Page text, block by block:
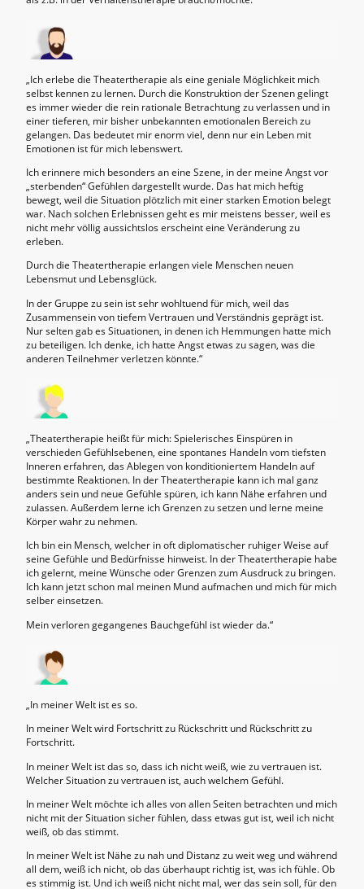
„Ich erlebe die Theatertherapie als eine geniale Möglichkeit mich
selbst kennen zu lernen. Durch die Konstruktion der Szenen gelingt
es immer wieder die rein rationale Betrachtung zu verlassen und in
einer tieferen, mir bisher unbekannten emotionalen Bereich zu
gelangen. Das bedeutet mir enorm viel, denn nur ein Leben mit
Emotionen ist für mich lebenswert.
Ich erinnere mich besonders an eine Szene, in der meine Angst vor
„sterbenden“ Gefühlen dargestellt wurde. Das hat mich heftig
bewegt, weil die Situation plötzlich mit einer starken Emotion belegt
war. Nach solchen Erlebnissen geht es mir meistens besser, weil es
nicht mehr völlig aussichtslos erscheint eine Veränderung zu
erleben.
Durch die Theatertherapie erlangen viele Menschen neuen
Lebensmut und Lebensglück.
In der Gruppe zu sein ist sehr wohltuend für mich, weil das
Zusammensein von tiefem Vertrauen und Verständnis geprägt ist.
Nur selten gab es Situationen, in denen ich Hemmungen hatte mich
zu beteiligen. Ich denke, ich hatte Angst etwas zu sagen, was die
anderen Teilnehmer verletzen könnte.“
„Theatertherapie heißt für mich: Spielerisches Einspüren in
verschieden Gefühlsebenen, eine spontanes Handeln vom tiefsten
Inneren erfahren, das Ablegen von konditioniertem Handeln auf
bestimmte Reaktionen. In der Theatertherapie kann ich mal ganz
anders sein und neue Gefühle spüren, ich kann Nähe erfahren und
zulassen. Außerdem lerne ich Grenzen zu setzen und lerne meine
Körper wahr zu nehmen.
Ich bin ein Mensch, welcher in oft diplomatischer ruhiger Weise auf
seine Gefühle und Bedürfnisse hinweist. In der Theatertherapie habe
ich gelernt, meine Wünsche oder Grenzen zum Ausdruck zu bringen.
Ich kann jetzt schon mal meinen Mund aufmachen und mich für mich
selber einsetzen.
Mein verloren gegangenes Bauchgefühl ist wieder da.“
„In meiner Welt ist es so.
In meiner Welt wird Fortschritt zu Rückschritt und Rückschritt zu
Fortschritt.
In meiner Welt ist das so, dass ich nicht weiß, wie zu vertrauen ist.
Welcher Situation zu vertrauen ist, auch welchem Gefühl.
In meiner Welt möchte ich alles von allen Seiten betrachten und mich
nicht mit der Situation sicher fühlen, dass etwas gut ist, weil ich nicht
weiß, ob das stimmt.
In meiner Welt ist Nähe zu nah und Distanz zu weit weg und während
all dem, weiß ich nicht, ob das überhaupt richtig ist, was ich fühle. Ob
es stimmig ist. Und ich weiß nicht nicht mal, wer das sein soll, für den